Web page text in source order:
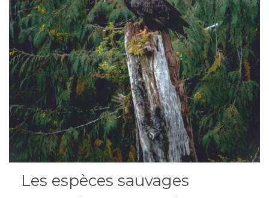
Les espèces sauvages